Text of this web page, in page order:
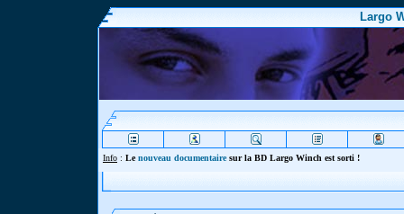
Largo
Info : Lenouveau documentairesur la BD Largo Winch est sorti !